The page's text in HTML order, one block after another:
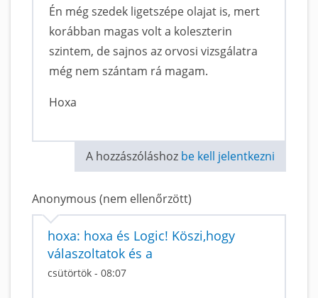
Én még szedek ligetszépe olajat is, mert
korábban magas volt a koleszterin
szintem, de sajnos az orvosi vizsgálatra
még nem szántam rá magam.
Hoxa
A hozzászóláshoz be kell jelentkezni
Anonymous (nem ellenőrzött)
hoxa: hoxa és Logic! Köszi,hogy
válaszoltatok és a
csütörtök - 08:07